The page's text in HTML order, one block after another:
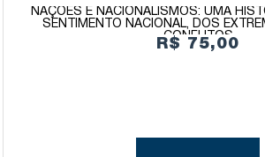
NAÇÕES E NACIONALISMOS: UMA
SENTIMENTO NACIONAL, DOS
CONFLITOS
R$ 75,00